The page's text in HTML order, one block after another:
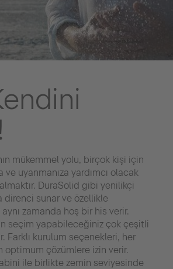
mükemmel yolu, birçok kişi için
ve uyanmanıza yardımcı olacak
DuraSolid gibi yenilikçi
direnci sunar ve özellikle
aynı zamanda hoş bir his verir.
seçim yapabileceğiniz çok çeşitli
Farklı kurulum seçenekleri, her
optimum çözümlere izin verir.
ile birlikte zemin seviyesinde